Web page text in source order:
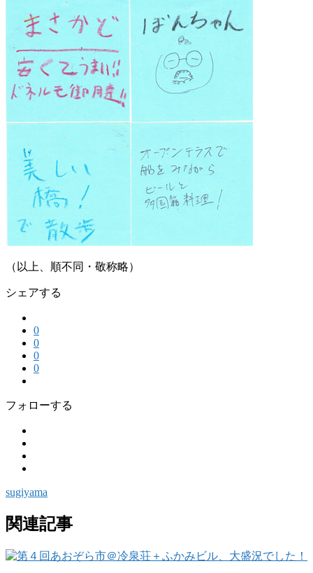
（以上、順不同・敬称略）
シェアする
0
0
0
0
フォローする
sugiyama
関連記事